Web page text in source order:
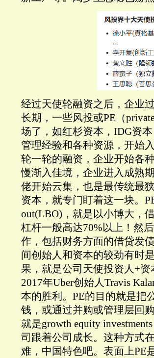
经过天使轮融资之后，企业
长期，一些风投或PE（
场了，如红杉资本，IDG资
管理经验和各种资源，开始
轮一轮的融资，企业开始各
慢渐入佳境，企业进入成熟
佬开始云集，也是最传统最
资本，就专门盯着这一块。
out(LBO)，就是以小博大，
杠杆一般高达70%以上！然
作，包括财务方面的借贷发
间创始人和资本的较劲有时
果，就是公司天使投资人+
2017年Uber创始人Travis
本的胜利。PE的目的就是把
钱，或通过并购或管理层回
就是growth equity
司跟着公司成长。这种方式
难，中国特色吧。表面上PE